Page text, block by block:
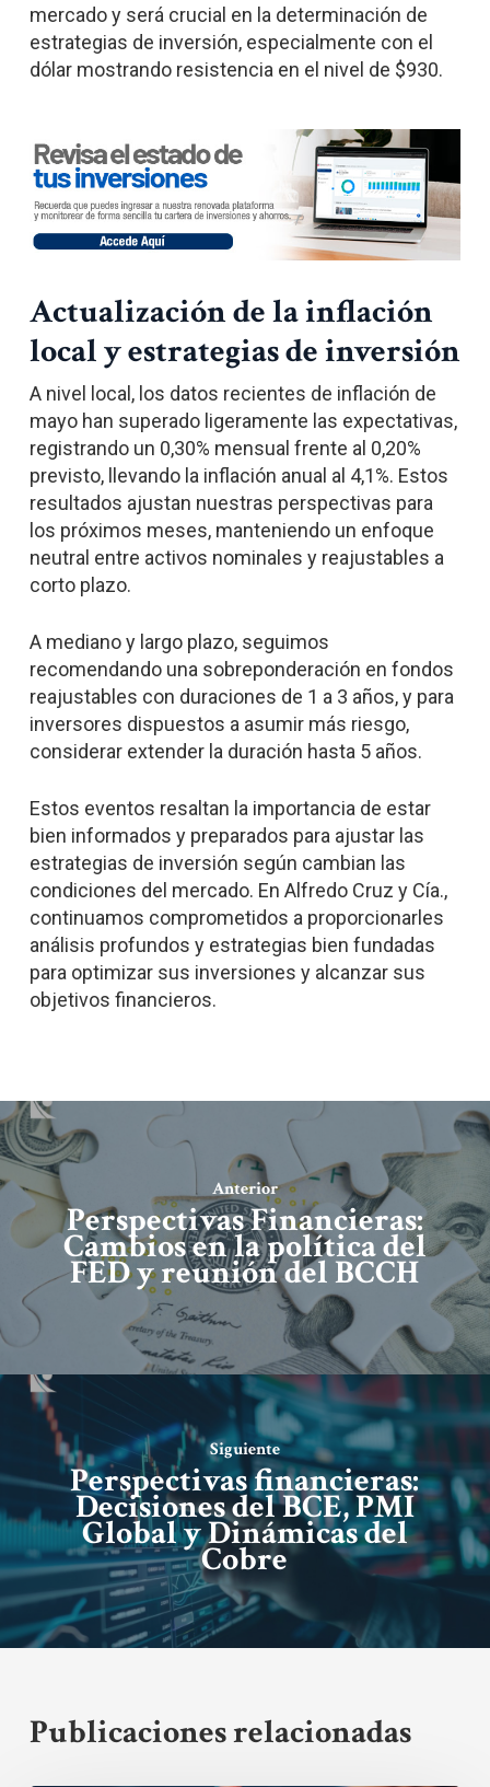
mercado y será crucial en la determinación de
estrategias de inversión, especialmente con el
dólar mostrando resistencia en el nivel de $930.
Actualización de la inflación
local y estrategias de inversión
A nivel local, los datos recientes de inflación de
mayo han superado ligeramente las expectativas,
registrando un 0,30% mensual frente al 0,20%
previsto, llevando la inflación anual al 4,1%. Estos
resultados ajustan nuestras perspectivas para
los próximos meses, manteniendo un enfoque
neutral entre activos nominales y reajustables a
corto plazo.
A mediano y largo plazo, seguimos
recomendando una sobreponderación en fondos
reajustables con duraciones de 1 a 3 años, y para
inversores dispuestos a asumir más riesgo,
considerar extender la duración hasta 5 años.
Estos eventos resaltan la importancia de estar
bien informados y preparados para ajustar las
estrategias de inversión según cambian las
condiciones del mercado. En Alfredo Cruz y Cía.,
continuamos comprometidos a proporcionarles
análisis profundos y estrategias bien fundadas
para optimizar sus inversiones y alcanzar sus
objetivos financieros.
Anterior
Perspectivas Financieras:
Cambios en la política del
FED y reunión del BCCH
Siguiente
Perspectivas financieras:
Decisiones del BCE, PMI
Global y Dinámicas del
Cobre
Publicaciones relacionadas